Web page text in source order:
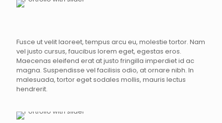
Fusce ut velit laoreet, tempus arcu eu, molestie tortor. Nam
vel justo cursus, faucibus lorem eget, egestas eros.
Maecenas eleifend erat at justo fringilla imperdiet id ac
magna. Suspendisse vel facilisis odio, at ornare nibh. In
malesuada, tortor eget sodales mollis, mauris lectus
hendrerit.